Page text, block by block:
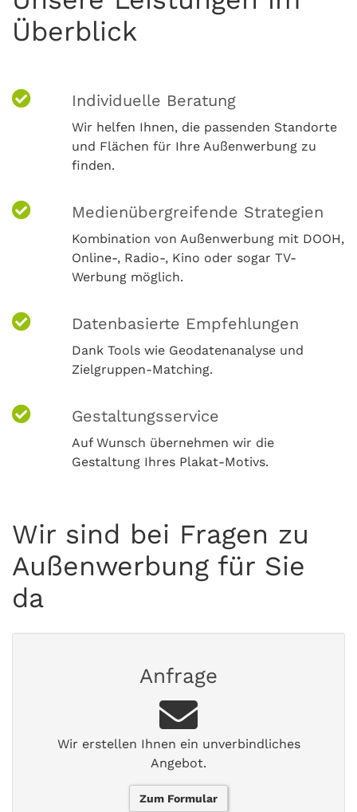
Überblick
Individuelle Beratung
Wir helfen Ihnen, die passenden Standorte
und Flächen für Ihre Außenwerbung zu
finden.
Medienübergreifende Strategien
Kombination von Außenwerbung mit DOOH,
Online-, Radio-, Kino oder sogar TV-
Werbung möglich.
Datenbasierte Empfehlungen
Dank Tools wie Geodatenanalyse und
Zielgruppen-Matching.
Gestaltungsservice
Auf Wunsch übernehmen wir die
Gestaltung Ihres Plakat-Motivs.
Wir sind bei Fragen zu
Außenwerbung für Sie
da
Anfrage
Wir erstellen Ihnen ein unverbindliches
Angebot.
Zum Formular